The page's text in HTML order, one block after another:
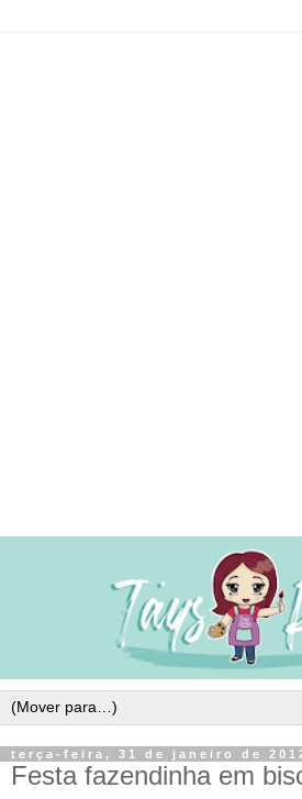
terça-feira, 31 de janeiro de
Festa fazendinha em